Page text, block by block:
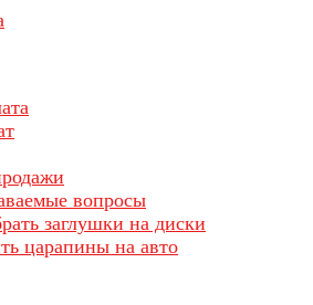
вопросы
заглушки на диски
царапины на авто